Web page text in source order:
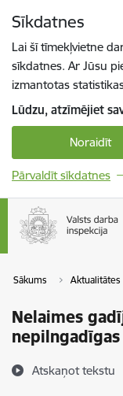
Sīkdatnes
Lai šī tīmekļvietne
sīkdatnes. Ar Jūsu
izmantotas
Lūdzu, atzīmējiet
Noraidīt
Pārvaldīt sīkdatnes
Sākums Aktualitātes
Nelaimes
Atskaņot tekstu